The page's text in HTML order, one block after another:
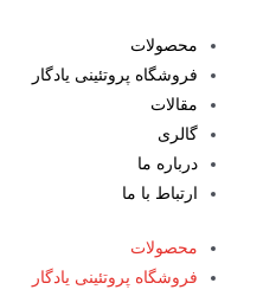
محصولات
فروشگاه پروتئینی یادگار
مقالات
گالری
درباره ما
ارتباط با ما
محصولات
فروشگاه پروتئینی یادگار